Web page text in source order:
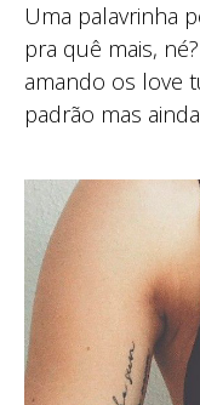
Uma palavrinha
pra quê mais,
amando os love
padrão mas